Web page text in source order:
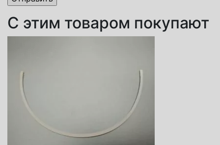
С этим товаром покупают